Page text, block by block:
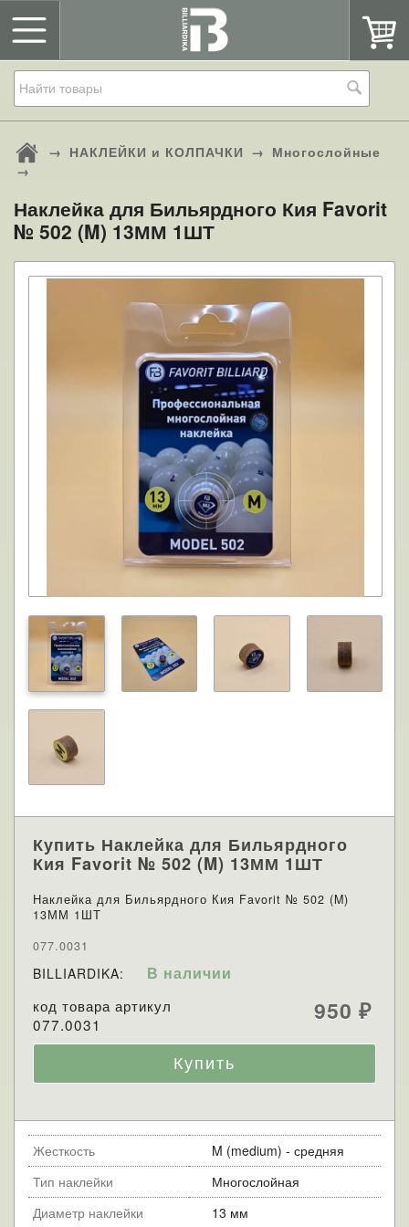
→ НАКЛЕЙКИ и КОЛПАЧКИ → Многослойные
→
Наклейка для Бильярдного Кия Favorit
№ 502 (M) 13ММ 1ШТ
Купить Наклейка для Бильярдного
Кия Favorit № 502 (M) 13ММ 1ШТ
Наклейка для Бильярдного Кия Favorit № 502 (M)
13ММ 1ШТ
077.0031
BILLIARDIKA: В наличии
код товара артикул
077.0031
950 ₽
Жесткость
M (medium) - средняя
Тип наклейки
Многослойная
Диаметр наклейки
13 мм